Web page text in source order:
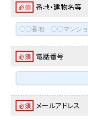
必須 番地・建物名等
必須 電話番号
必須 メールアドレス